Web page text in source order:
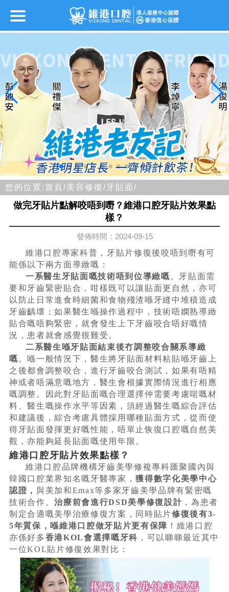
您的位置:首頁/美容修復/ 牙貼面/
做完牙貼片點解咬唔到嘢？維港口腔牙貼片效果點
樣？
發佈時間：2024-09-15
維港口腔專家科普，牙貼片修復後咬唔到嘢有可
能係以下兩方面導緻嘅：
一系醫生牙貼面嘅技術唔到位導緻嘅。牙貼面需
要和牙齒緊密貼合，咁樣既可以讓貼面更自然，亦可
以防止日常進食時細菌和食物殘渣喺牙縫中堆積造成
牙齒齲壞；如果醫生喺操作過程中，技術唔嫻熟導緻
貼合嘅唔夠緊密，就會發生上下牙齒咬合唔好嘅情
況，患者就會感覺很難受。
二系醫生喺牙貼面結束後冇調整咬合關系導緻
嘅。喺一般情況下，醫生將牙貼面材料粘貼喺牙齒上
之後都會調整咬合，進行牙齒咬合測試，如果有唔精
神或者唔滿意嘅地方，醫生會根據實際情況進行相應
嘅調整。因此對牙貼面嘅合理選擇仲需要考慮啱嘅材
料、醫生嘅操作水平等因素，須經過醫生嘅綜合評估
和建議後，綜合考慮具體採用哪種貼面方式，從而使
得牙貼面發揮更好嘅性能，唔單止恢復口腔嘅自然美
觀，亦能夠延長貼面嘅使用年限。
維港口腔牙貼片效果點樣？
維港口腔品牌機構牙齒美學修複專科匯聚國內與
韓國口腔業界知名嘅牙醫專家，獲得數字化美學中心
認證， 與美加和Emax等多家牙齒美學品牌有緊密嘅
技術合作。治療前會進行DSD美學修復設計 ，為患者
制定合適嘅美學治療修復方案，同時貼片修復後有3-
5年質保，喺維港口腔做牙貼片更有保障 ！維港口腔
亦係好多香港KOL會選擇嘅牙科 ，可以睇睇最近其中
一位KOL貼片修復效果對比：